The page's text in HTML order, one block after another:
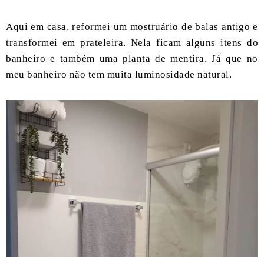
Aqui em casa, reformei um mostruário de balas antigo e
transformei em prateleira. Nela ficam alguns itens do
banheiro e também uma planta de mentira. Já que no
meu banheiro não tem muita luminosidade natural.